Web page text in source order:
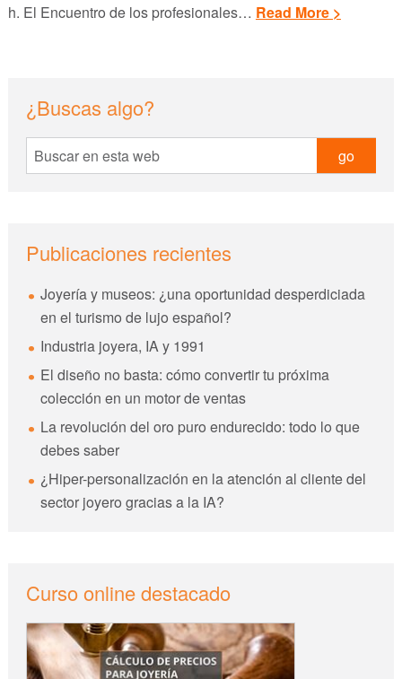
h. El Encuentro de los profesionales… Read More >
Sidebar
¿Buscas algo?
Buscar
en
Publicaciones recientes
Joyería y museos: ¿una oportunidad desperdiciada
en el turismo de lujo español?
Industria joyera, IA y 1991
El diseño no basta: cómo convertir tu próxima
colección en un motor de ventas
La revolución del oro puro endurecido: todo lo que
debes saber
¿Hiper-personalización en la atención al cliente del
sector joyero gracias a la IA?
Curso online destacado